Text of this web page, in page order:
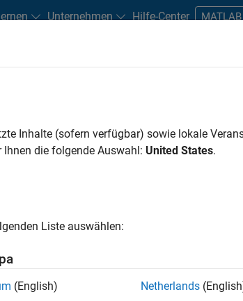
Unternehmen Hilfe-Center
Availability for DSP
Inhalte (sofern verfügbar) sowie lokale
die folgende Auswahl: United States.
Liste auswählen:
(English)
Netherlands